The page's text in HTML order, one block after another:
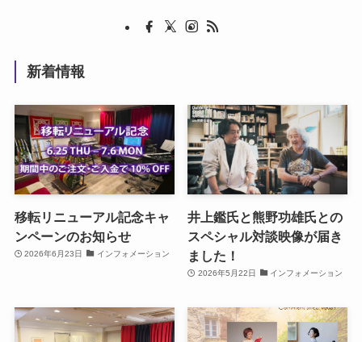
新着情報
移転リニューアル記念キャ
ンペーンのお知らせ
2026年6月23日 インフォメーション
井上鑑氏と熊野功雄氏との
スペシャル対談映像が届き
ました！
2026年5月22日 インフォメーション